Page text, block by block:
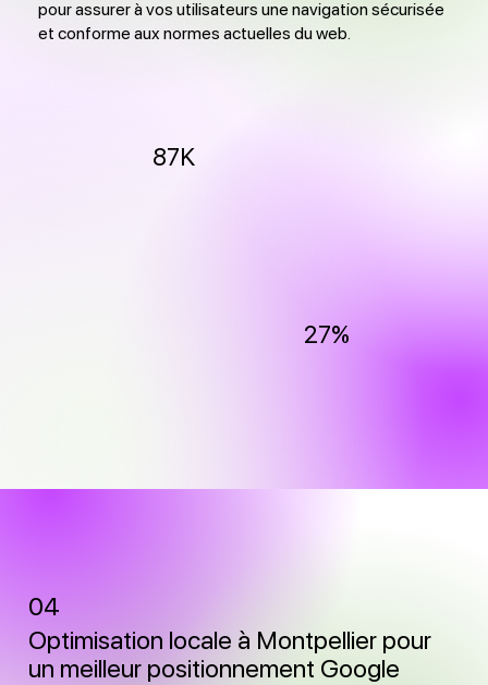
pour assurer à vos utilisateurs une navigation sécurisée
et conforme aux normes actuelles du web.
87K
27%
04
Optimisation locale à Montpellier pour
un meilleur positionnement Google